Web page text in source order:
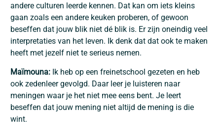
andere culturen leerde kennen. Dat kan om iets kleins
gaan zoals een andere keuken proberen, of gewoon
beseffen dat jouw blik niet dé blik is. Er zijn oneindig veel
interpretaties van het leven. Ik denk dat dat ook te maken
heeft met jezelf niet te serieus nemen.
Maïmouna: Ik heb op een freinetschool gezeten en heb
ook zedenleer gevolgd. Daar leer je luisteren naar
meningen waar je het niet mee eens bent. Je leert
beseffen dat jouw mening niet altijd de mening is die
wint.